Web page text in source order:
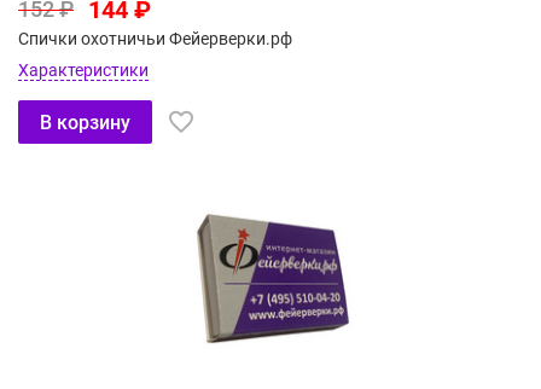
152 ₽ 144 ₽
Спички охотничьи Фейерверки.рф
Характеристики
В корзину